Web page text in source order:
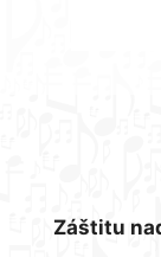
Záštitu